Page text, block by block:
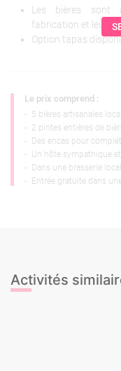
Les bières sont
fabrication et leurs
Option tapas
Le prix comprend :
- 5 bières artisanales
- 2 pintes entières de
-
Des encas pour
- Un hôte sympathique
-
Dans une brasserie
-
Entrée gratuite dans
Activités